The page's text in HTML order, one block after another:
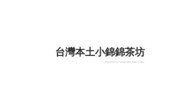
台灣本土小錦錦茶坊